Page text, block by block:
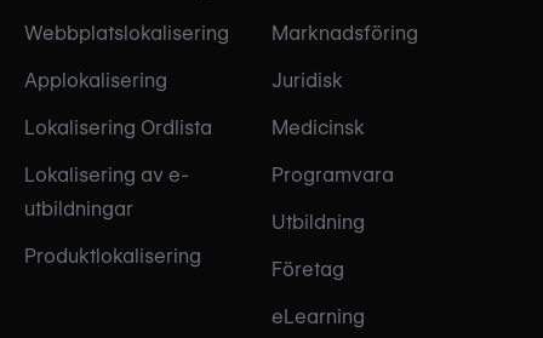
Webbplatslokalisering
Applokalisering
Lokalisering Ordlista
Lokalisering av e-
utbildningar
Produktlokalisering
Marknadsföring
Juridisk
Medicinsk
Programvara
Utbildning
Företag
eLearning